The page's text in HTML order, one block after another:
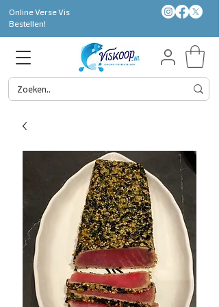
Online Verse Vis
Bestellen!